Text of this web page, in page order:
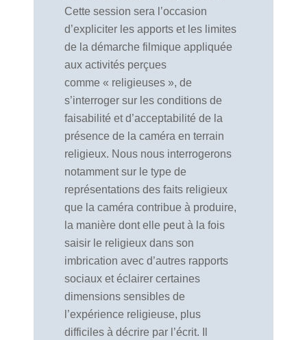
Cette session sera l’occasion
d’expliciter les apports et les limites
de la démarche filmique appliquée
aux activités perçues
comme « religieuses », de
s’interroger sur les conditions de
faisabilité et d’acceptabilité de la
présence de la caméra en terrain
religieux. Nous nous interrogerons
notamment sur le type de
représentations des faits religieux
que la caméra contribue à produire,
la manière dont elle peut à la fois
saisir le religieux dans son
imbrication avec d’autres rapports
sociaux et éclairer certaines
dimensions sensibles de
l’expérience religieuse, plus
difficiles à décrire par l’écrit. Il